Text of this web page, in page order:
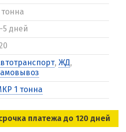
тонна
5 дней
, ЖД,
1 тонна
платежа до 120 дней